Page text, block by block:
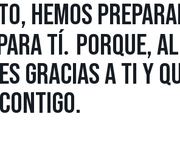
HEMOS
TÍ . PORQUE,
GRACIAS A TI Y